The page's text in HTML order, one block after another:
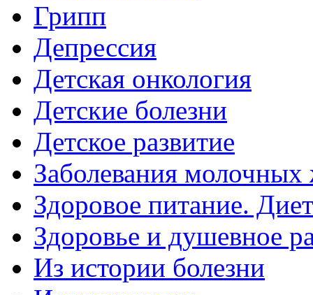
Грипп
Депрессия
Детская онкология
Детские болезни
Детское развитие
Заболевания молочных
Здоровое питание.
Здоровье и душевное
Из истории болезни